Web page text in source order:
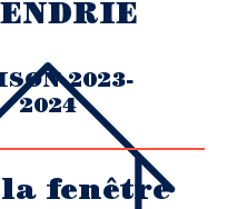
2023-
2024
fenêtre